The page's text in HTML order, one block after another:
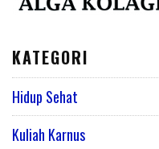
KATEGORI
Hidup Sehat
Kuliah Karnus